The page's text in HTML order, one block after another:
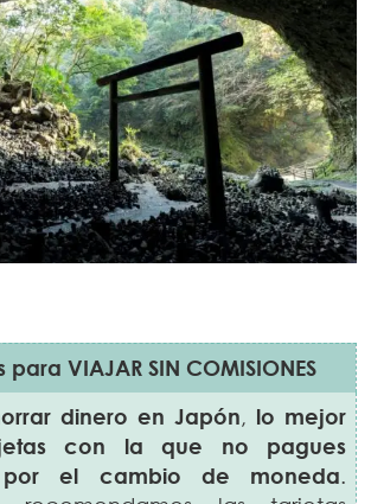
VIAJAR SIN COMISIONES
dinero en Japón, lo mejor
con la que no pagues
por el cambio de moneda.